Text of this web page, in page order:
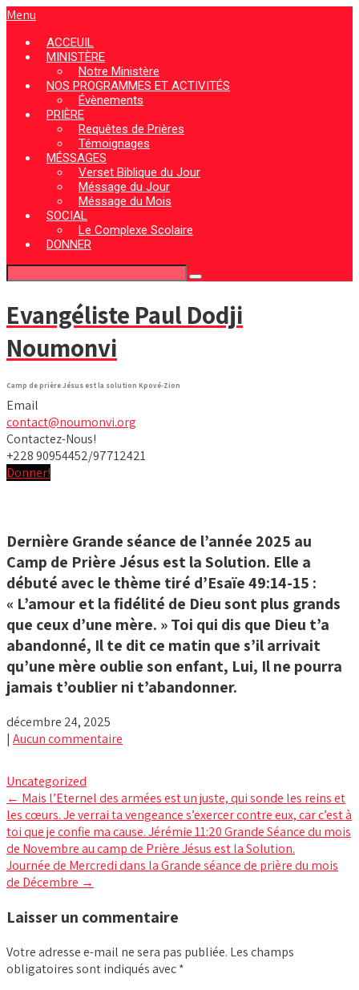
Menu
ACCEUIL
MINISTÈRE
Notre Ministère
NOS PROGRAMMES ET ACTIVITÉS
Évènements
PRIÈRE
Requêtes de Prières
Témoignages
MÉSSAGES
Verset Biblique du Jour
Méssage du Jour
Méssage du Mois
SOCIAL
Le Complexe Scolaire
DONNER
Evangéliste Paul Dodji
Noumonvi
Camp de prière Jésus est la solution Kpové-Zion
Email
contact@noumonvi.org
Contactez-Nous!
+228 90954452/97712421
Donner!
Dernière Grande séance de l’année 2025 au
Camp de Prière Jésus est la Solution. Elle a
débuté avec le thème tiré d’Esaïe 49:14-15 :
« L’amour et la fidélité de Dieu sont plus grands
que ceux d’une mère. » Toi qui dis que Dieu t’a
abandonné, Il te dit ce matin que s’il arrivait
qu’une mère oublie son enfant, Lui, Il ne pourra
jamais t’oublier ni t’abandonner.
décembre 24, 2025
| Aucun commentaire
Uncategorized
Post
navigation
← Mais l’Eternel des armées est un juste, qui sonde les reins et
les cœurs. Je verrai ta vengeance s’exercer contre eux, car c’est à
toi que je confie ma cause. Jérémie 11:20 Grande Séance du mois
de Novembre au camp de Prière Jésus est la Solution.
Journée de Mercredi dans la Grande séance de prière du mois
de Décembre →
Laisser un commentaire
Votre adresse e-mail ne sera pas publiée. Les champs
obligatoires sont indiqués avec*